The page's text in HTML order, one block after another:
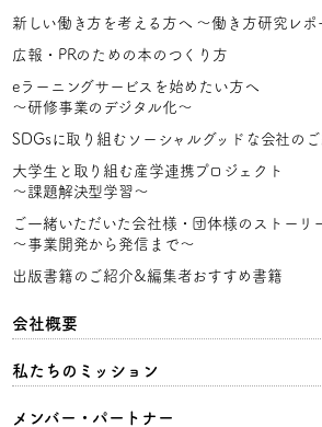
新しい働き方を考える方へ 〜働き方研究レポ
広報・PRのための本のつくり方
eラーニングサービスを始めたい方へ
〜研修事業のデジタル化〜
SDGsに取り組むソーシャルグッドな会社の
大学生と取り組む産学連携プロジェクト
〜課題解決型学習〜
ご一緒いただいた会社様・団体様のストーリ
〜事業開発から発信まで〜
出版書籍のご紹介&編集者おすすめ書籍
会社概要
私たちのミッション
メンバー・パートナー